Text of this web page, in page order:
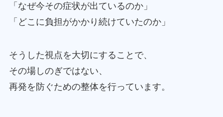
「なぜ今その症状が出ているのか」
「どこに負担がかかり続けていたのか」
そうした視点を大切にすることで、
その場しのぎではない、
再発を防ぐための整体を行っています。